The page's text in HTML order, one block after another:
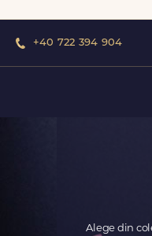
+40 722 394 904
Alege din